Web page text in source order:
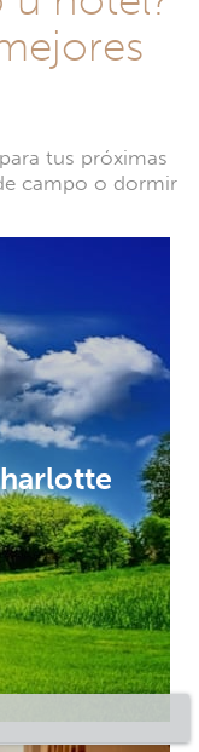
tus próximas
campo o dormir